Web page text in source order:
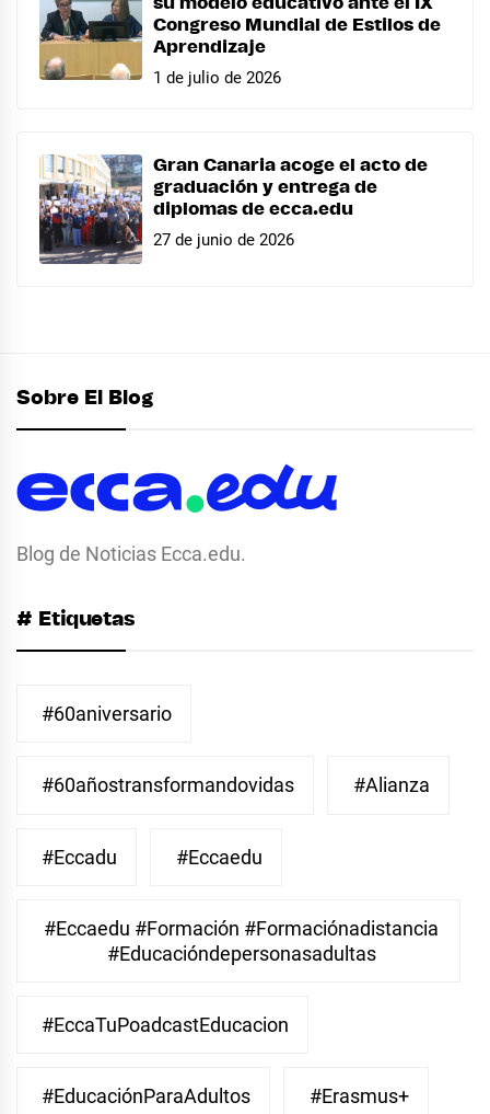
su modelo educativo ante el IX
Congreso Mundial de Estilos de
Aprendizaje
1 de julio de 2026
Gran Canaria acoge el acto de
graduación y entrega de
diplomas de ecca.edu
27 de junio de 2026
Sobre El Blog
Blog de Noticias Ecca.edu.
# Etiquetas
#60aniversario
#60añostransformandovidas #Alianza
#eccadu #eccaedu
#eccaedu #formación #formaciónadistancia
#educacióndepersonasadultas
#EccaTuPoadcastEducacion
#EducaciónParaAdultos #Erasmus+